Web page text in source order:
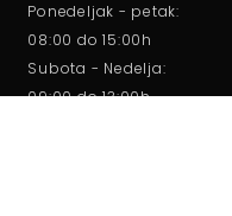
Ponedeljak - petak:
08:00 do 15:00h
Subota - Nedelja:
09:00 do 13:00h